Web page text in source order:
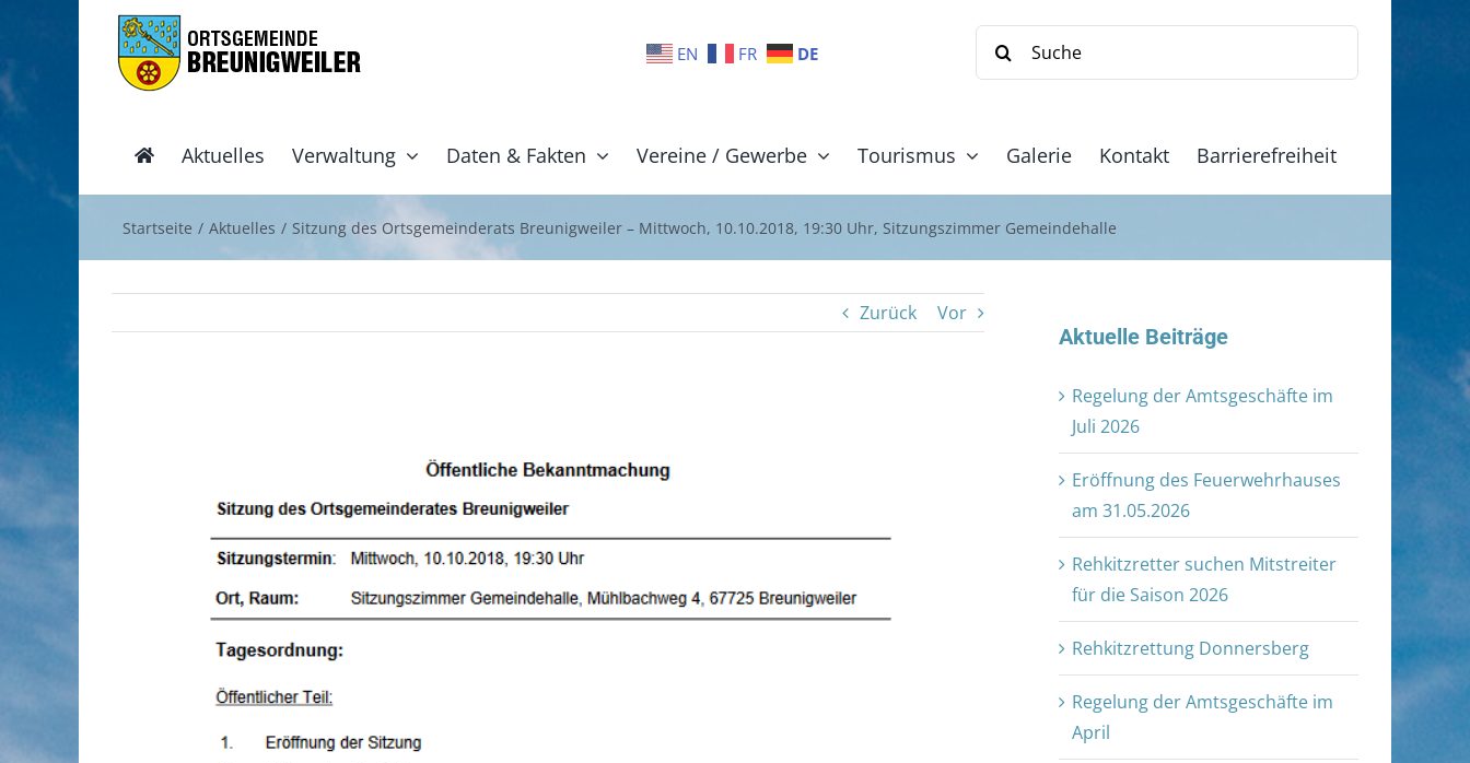
springen
EN FR DE
Suche
nach:
Aktuelles Verwaltung Daten & Fakten Vereine / Gewerbe Tourismus Galerie Kontakt Barrierefreiheit
Startseite Aktuelles Sitzung des Ortsgemeinderats Breunigweiler – Mittwoch, 10.10.2018, 19:30 Uhr, Sitzungszimmer Gemeindehalle
Zurück Vor
Aktuelle Beiträge
Regelung der Amtsgeschäfte im
Juli 2026
Eröffnung des Feuerwehrhauses
am 31.05.2026
Rehkitzretter suchen Mitstreiter
für die Saison 2026
Rehkitzrettung Donnersberg
Regelung der Amtsgeschäfte im
April